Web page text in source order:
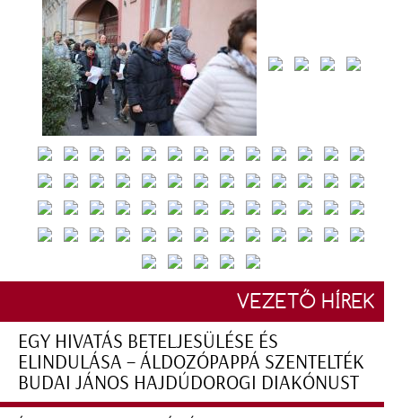
VEZETŐ HÍREK
EGY HIVATÁS BETELJESÜLÉSE ÉS
ELINDULÁSA – ÁLDOZÓPAPPÁ SZENTELTÉK
BUDAI JÁNOS HAJDÚDOROGI DIAKÓNUST